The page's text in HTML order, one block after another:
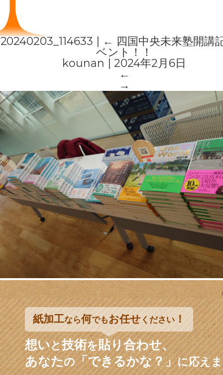
20240203_114633 ← 四国中央未来塾開講
ベント！！
kounan
|2024年2月6日
←
→
紙加工なら何でもお任せください！
想いと技術を貼り合わせ、
あなたの「できるかな？」に応え